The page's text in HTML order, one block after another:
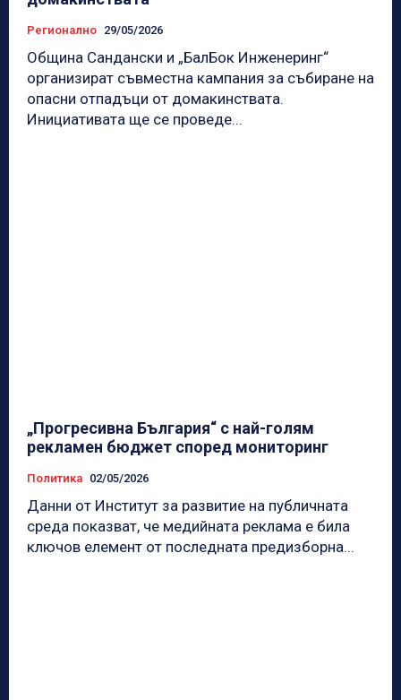
Регионално 29/05/2026
Община Сандански и „БалБок Инженеринг“
организират съвместна кампания за събиране на
опасни отпадъци от домакинствата.
Инициативата ще се проведе...
„Прогресивна България“ с най-голям
рекламен бюджет според мониторинг
Политика 02/05/2026
Данни от Институт за развитие на публичната
среда показват, че медийната реклама е била
ключов елемент от последната предизборна...